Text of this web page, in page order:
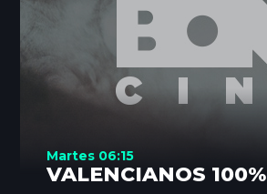
Martes 06:15
VALENCIANOS 100%